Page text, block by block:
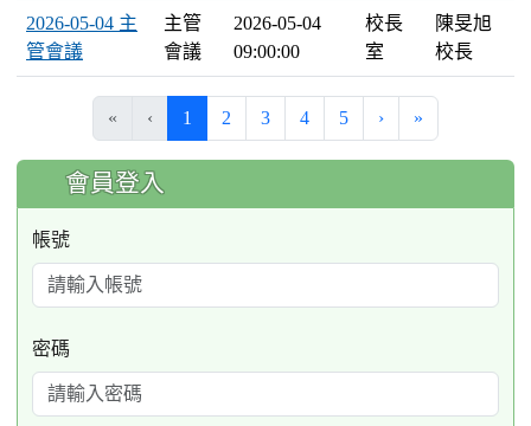
2026-05-04 主
管會議
主管
會議
2026-05-04
09:00:00
校長
室
陳旻旭
校長
« ‹ 1 (current)
2 3 4 5 › »
:::
會員登入
帳號
密碼